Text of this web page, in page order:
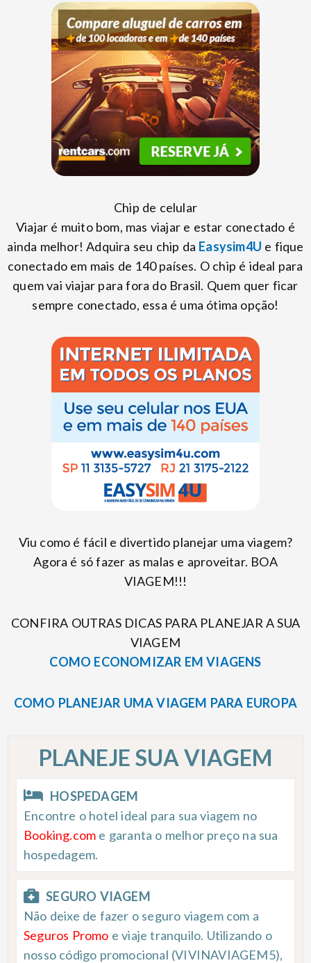
Chip de celular
Viajar é muito bom, mas viajar e estar conectado é
ainda melhor! Adquira seu chip da Easysim4U e fique
conectado em mais de 140 países. O chip é ideal para
quem vai viajar para fora do Brasil. Quem quer ficar
sempre conectado, essa é uma ótima opção!
Viu como é fácil e divertido planejar uma viagem?
Agora é só fazer as malas e aproveitar. BOA
VIAGEM!!!
CONFIRA OUTRAS DICAS PARA PLANEJAR A SUA
VIAGEM
COMO ECONOMIZAR EM VIAGENS
COMO PLANEJAR UMA VIAGEM PARA EUROPA
PLANEJE SUA VIAGEM
HOSPEDAGEM
Encontre o hotel ideal para sua viagem no
Booking.com e garanta o melhor preço na sua
hospedagem.
SEGURO VIAGEM
Não deixe de fazer o seguro viagem com a
Seguros Promo e viaje tranquilo. Utilizando o
nosso código promocional (VIVINAVIAGEM5),